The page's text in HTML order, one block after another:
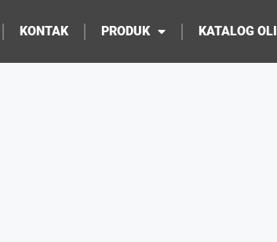
KONTAK PRODUK KATALOG OLI